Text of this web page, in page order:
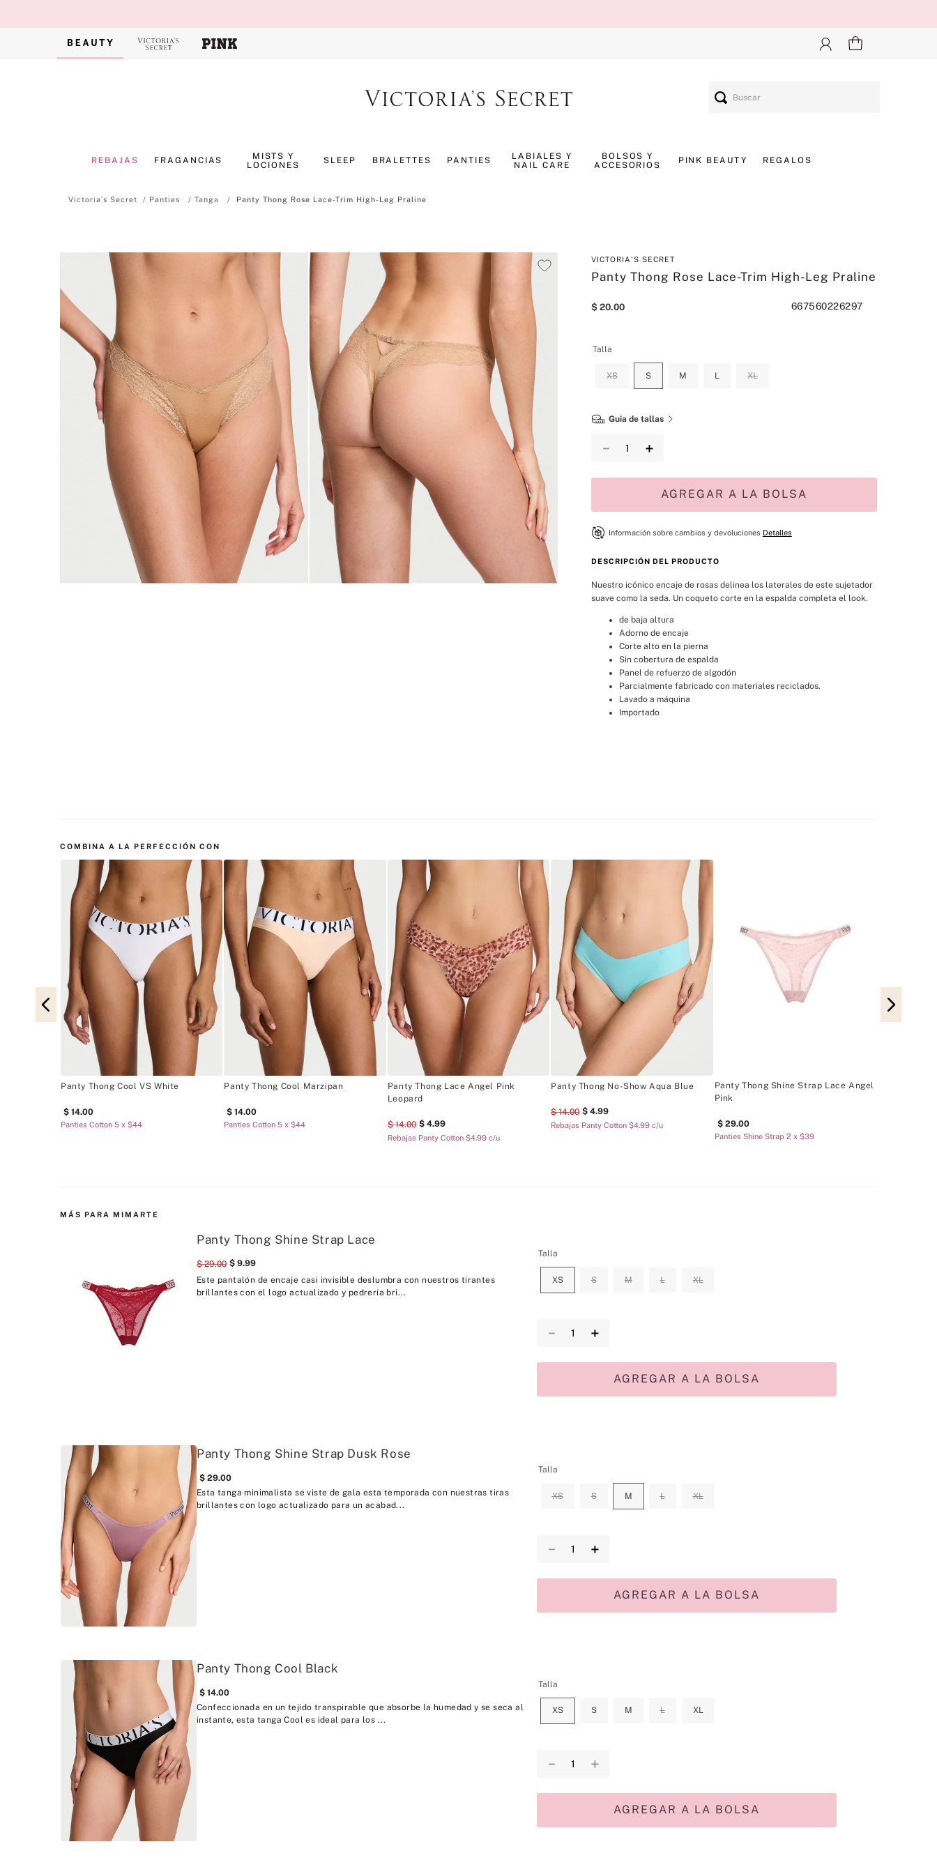
REBAJAS FRAGANCIAS
MISTS Y
LOCIONES
SLEEP BRALETTES PANTIES
LABIALES Y
NAIL CARE
BOLSOS Y
ACCESORIOS
PINK BEAUTY REGALOS
Panties Tanga Panty Thong Rose Lace-Trim High-Leg Praline
VICTORIA'S SECRET
Panty Thong Rose Lace-Trim High-Leg Praline
$ 20.00 667560226297
Talla
XS S M L XL
Guia de tallas
＋
－
AGREGAR A LA BOLSA
Información sobre cambios y devoluciones Detalles
DESCRIPCIÓN DEL PRODUCTO
Nuestro icónico encaje de rosas delinea los laterales de este sujetador
suave como la seda. Un coqueto corte en la espalda completa el look.
de baja altura
Adorno de encaje
Corte alto en la pierna
Sin cobertura de espalda
Panel de refuerzo de algodón
Parcialmente fabricado con materiales reciclados.
Lavado a máquina
Importado
COMBINA A LA PERFECCIÓN CON
Strap
Panty Thong Cool VS White
14.00
Panties Cotton 5 x $44
Panty Thong Cool Marzipan
14.00
Panties Cotton 5 x $44
Panty Thong Lace Angel Pink
Leopard
14.00 4.99
Rebajas Panty Cotton $4.99 c/u
Panty Thong No-Show Aqua Blue
14.00 4.99
Rebajas Panty Cotton $4.99 c/u
Panty Thong Shine Strap Lace Angel
Pink
29.00
Panties Shine Strap 2 x $39
Panty
MÁS PARA MIMARTE
Panty Thong Shine Strap Lace
29.00 9.99
Este pantalón de encaje casi invisible deslumbra con nuestros tirantes
brillantes con el logo actualizado y pedrería bri...
Talla
XS S M L XL
＋
－
AGREGAR A LA BOLSA
Panty Thong Shine Strap Dusk Rose
29.00
Esta tanga minimalista se viste de gala esta temporada con nuestras tiras
brillantes con logo actualizado para un acabad...
Talla
XS S M L XL
＋
－
AGREGAR A LA BOLSA
Panty Thong Cool Black
14.00
Confeccionada en un tejido transpirable que absorbe la humedad y se seca al
instante, esta tanga Cool es ideal para los ...
Talla
XS S M L XL
＋
－
AGREGAR A LA BOLSA
3
7
bare vanilla
9.
coconut
10
bare